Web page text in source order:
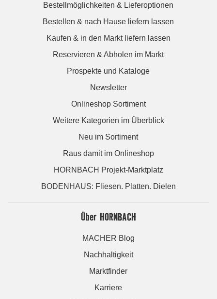
Bestellmöglichkeiten & Lieferoptionen
Bestellen & nach Hause liefern lassen
Kaufen & in den Markt liefern lassen
Reservieren & Abholen im Markt
Prospekte und Kataloge
Newsletter
Onlineshop Sortiment
Weitere Kategorien im Überblick
Neu im Sortiment
Raus damit im Onlineshop
HORNBACH Projekt-Marktplatz
BODENHAUS: Fliesen. Platten. Dielen
Über HORNBACH
MACHER Blog
Nachhaltigkeit
Marktfinder
Karriere